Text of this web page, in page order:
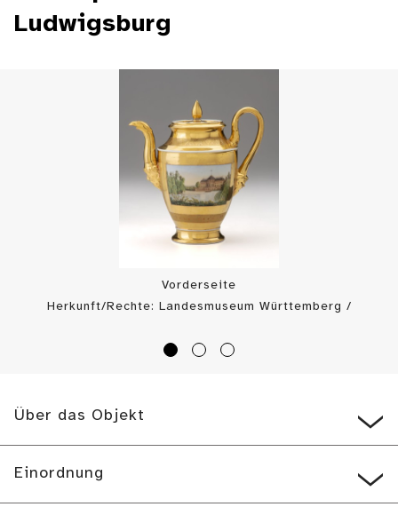
Ludwigsburg
Vorderseite
Herkunft/Rechte: Landesmuseum Württemberg /
CC BY-SA)
Über das Objekt
Einordnung